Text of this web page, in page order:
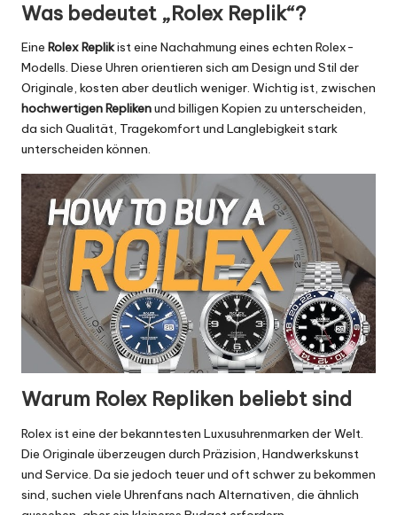
Was bedeutet „Rolex Replik“?
Eine Rolex Replikist eine Nachahmung eines echten Rolex-
Modells. Diese Uhren orientieren sich am Design und Stil der
Originale, kosten aber deutlich weniger. Wichtig ist, zwischen
hochwertigen Replikenund billigen Kopien zu unterscheiden,
da sich Qualität, Tragekomfort und Langlebigkeit stark
unterscheiden können.
Warum Rolex Repliken beliebt sind
Rolex ist eine der bekanntesten Luxusuhrenmarken der Welt.
Die Originale überzeugen durch Präzision, Handwerkskunst
und Service. Da sie jedoch teuer und oft schwer zu bekommen
sind, suchen viele Uhrenfans nach Alternativen, die ähnlich